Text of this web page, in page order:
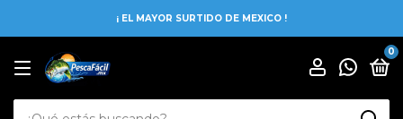
¡ EL MAYOR SURTIDO DE MEXICO !
0